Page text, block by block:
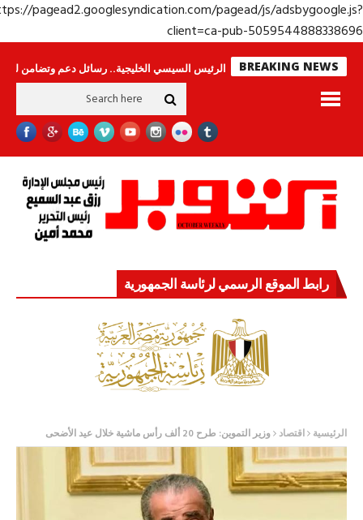
https://pagead2.googlesyndication.com/pagead/js/
client=ca-pub-
BREAKING NEWS
ينامون جولة الرئيس السيسي الخليجية.. رسائل دعم وتضامن للأشقاء
رابط الموقع الرسمي لرئاسة الجمهورية
الرئيسية اقتصاد وزير التموين: طرح 20 ألف رأس ماشية خلال عيد الأضحى